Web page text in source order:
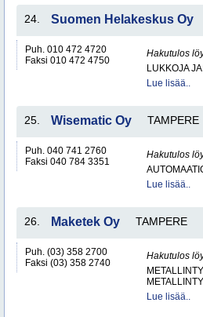
24. Suomen Helakeskus Oy
Puh. 010 472 4720
Faksi 010 472 4750
Hakutulos
LUKKOJA
Lue lisää..
25. Wisematic Oy TAMPERE
Puh. 040 741 2760
Faksi 040 784 3351
Hakutulos
Lue lisää..
26. Maketek Oy TAMPERE
Puh. (03) 358 2700
Faksi (03) 358 2740
Hakutulos
Lue lisää..